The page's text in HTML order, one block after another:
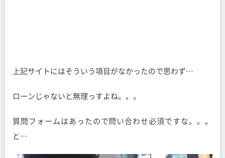
上記サイトにはそういう項目がなかったので思わず…
ローンじゃないと無理っすよね。。。
質問フォームはあったので問い合わせ必須ですな。。。
と…